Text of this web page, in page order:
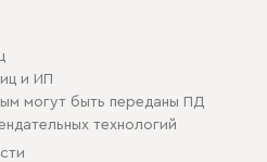
и ИП
могут быть переданы ПД
технологий